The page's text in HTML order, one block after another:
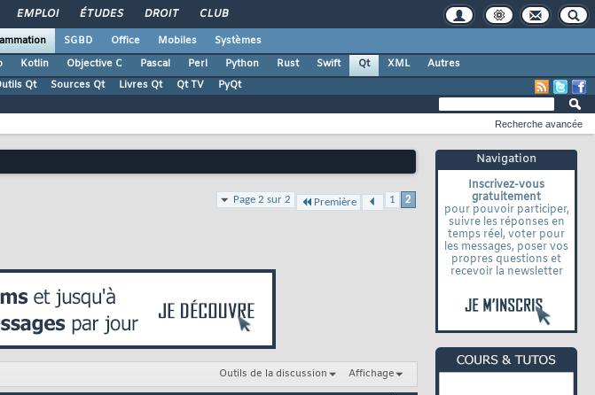
EMPLOI ÉTUDES DROIT CLUB
SGBD Office Mobiles
Systèmes
Kotlin Objective C Pascal Perl Python Rust Swift Qt XML
Autres
Qt Sources Qt Livres Qt Qt TV PyQt
Navigation
Inscrivez-vous
gratuitement
pour pouvoir participer,
suivre les réponses en
temps réel, voter pour
les messages, poser vos
propres questions et
recevoir la newsletter
Recherche avancée
Page 2 sur 2 Première 1 2
Outils de la discussion Affichage